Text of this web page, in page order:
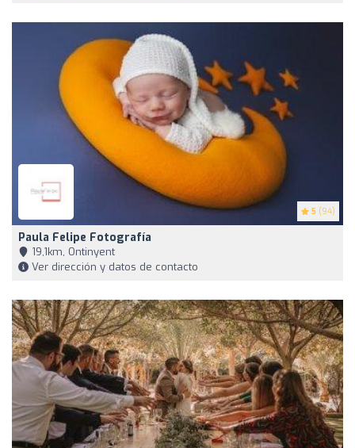
5 (94)
Paula Felipe Fotografía
19,1km, Ontinyent
Ver dirección y datos de contacto